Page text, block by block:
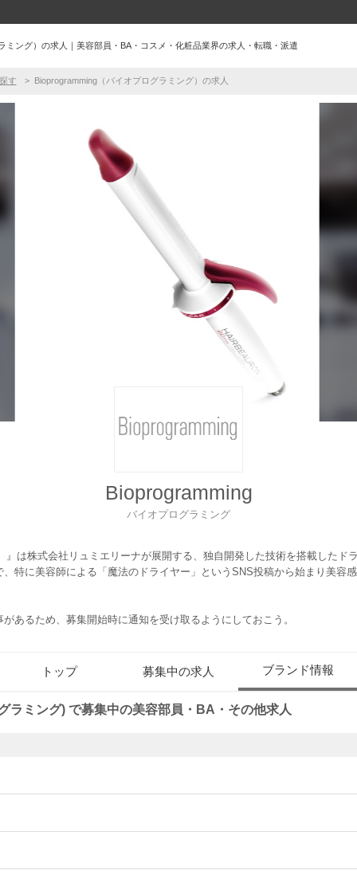
ミング）の求人｜美容部員・BA・コスメ・化粧品業界の求人・転職・派遣
す Bioprogramming（バイオプログラミング）の求人
Bioprogramming
バイオプログラミング
は株式会社リュミエリーナが展開する、独自開発した技術を搭載したド
特に美容師による「魔法のドライヤー」というSNS投稿から始まり美容
あるため、募集開始時に通知を受け取るようにしておこう。
トップ 募集中の求人 ブランド情報
ミング) で募集中の美容部員・BA・その他求人